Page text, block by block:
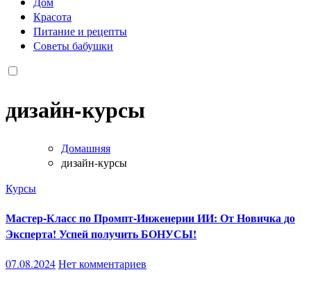
Красота
Питание и рецепты
Советы бабушки
дизайн-курсы
Домашняя
дизайн-курсы
Курсы
Мастер-Класс по Промпт-Инженерии ИИ: От Новичка до
Эксперта! Успей получить БОНУСЫ!
07.08.2024Нет комментариев